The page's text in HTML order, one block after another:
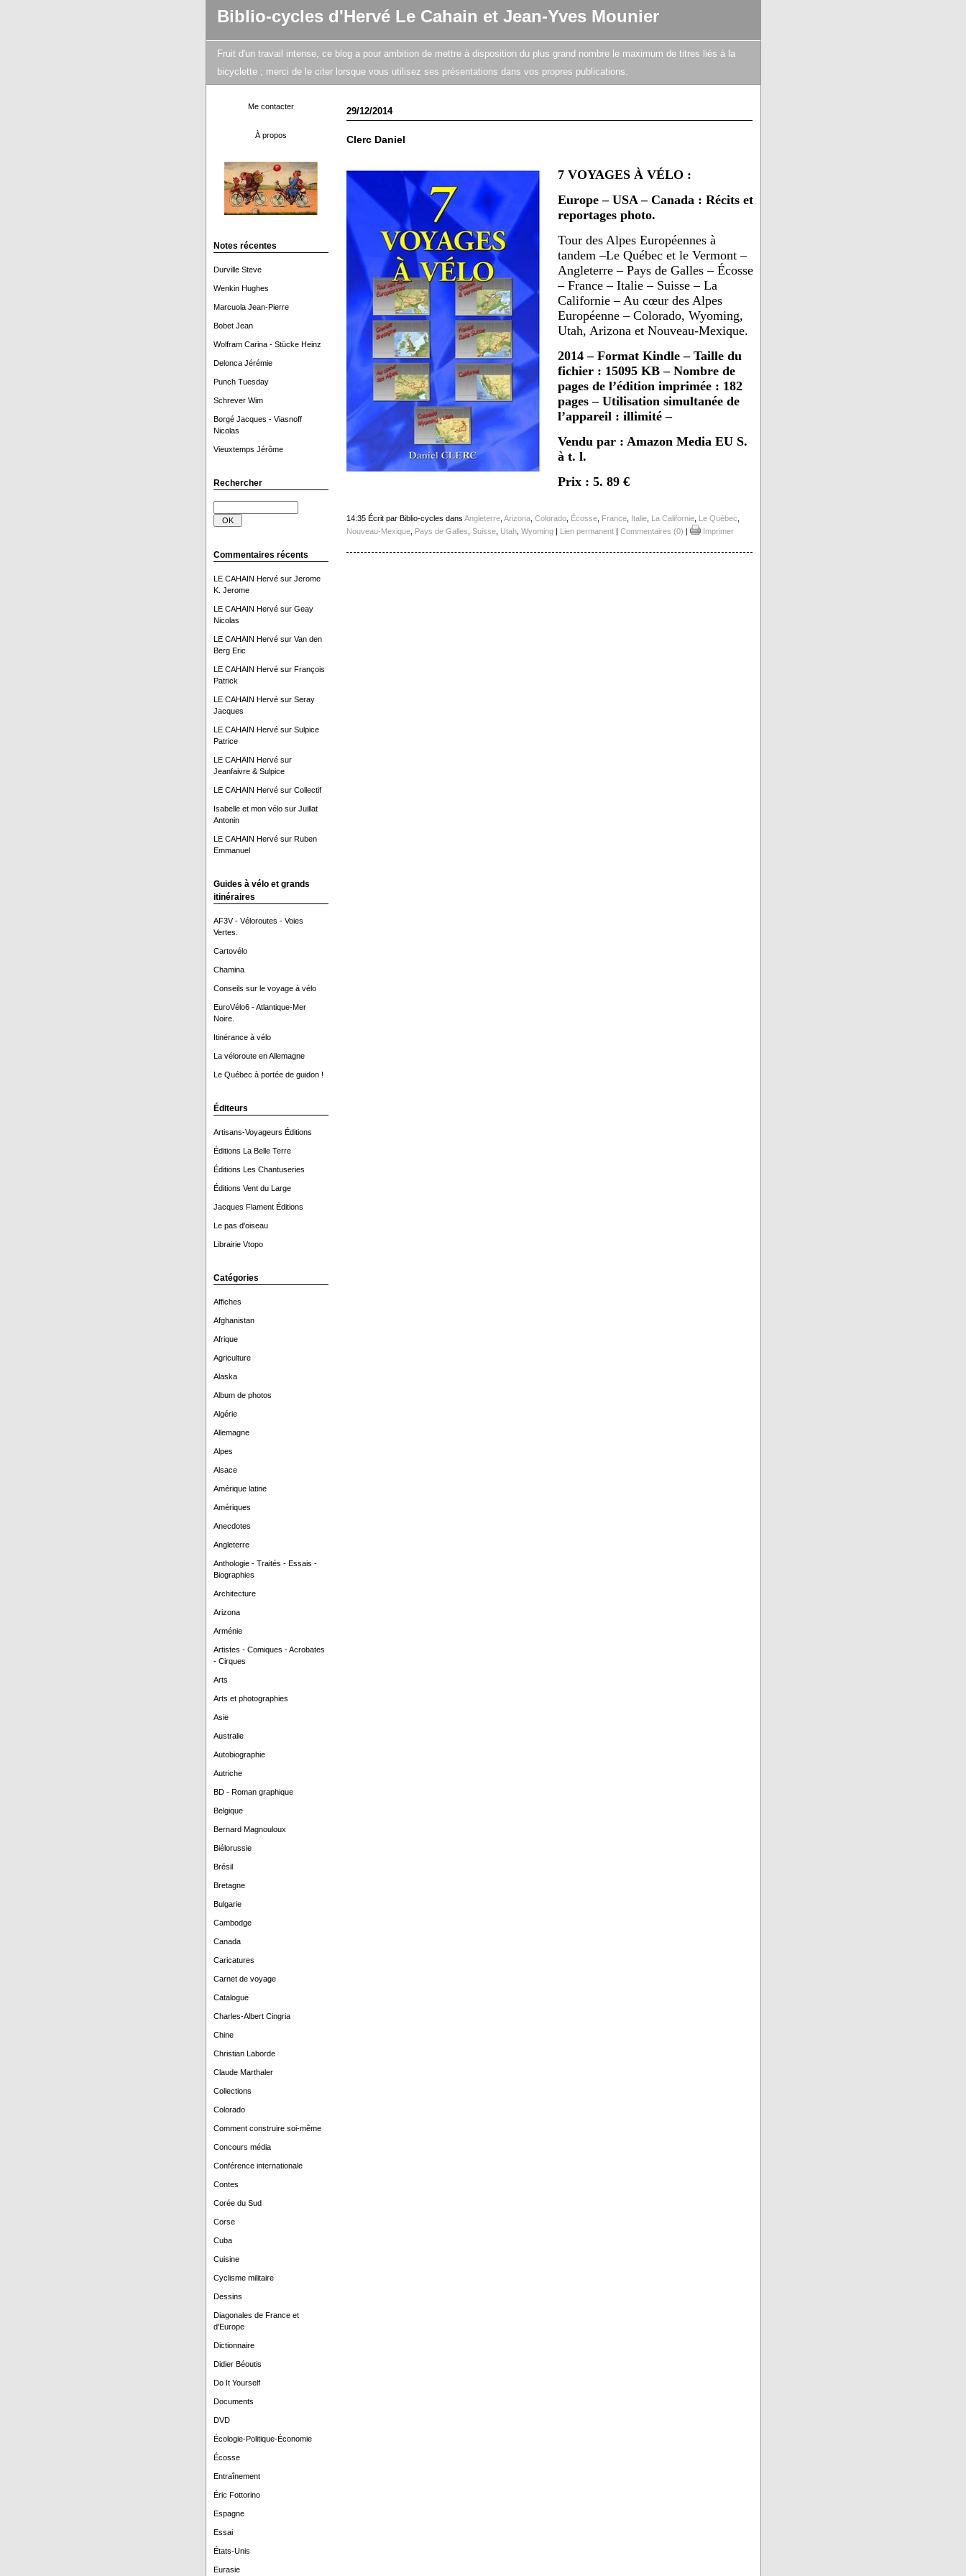
Biblio-cycles d'Hervé Le Cahain et Jean-Yves Mounier
Fruit d'un travail intense, ce blog a pour ambition de mettre à disposition du plus grand nombre le maximum de titres liés à la
bicyclette ; merci de le citer lorsque vous utilisez ses présentations dans vos propres publications.
Me contacter
À propos
Notes récentes
Durville Steve
Wenkin Hughes
Marcuola Jean-Pierre
Bobet Jean
Wolfram Carina - Stücke Heinz
Delonca Jérémie
Punch Tuesday
Schrever Wim
Borgé Jacques - Viasnoff
Nicolas
Vieuxtemps Jérôme
Rechercher
Commentaires récents
LE CAHAIN Hervésur Jerome
K. Jerome
LE CAHAIN Hervésur Geay
Nicolas
LE CAHAIN Hervésur Van den
Berg Eric
LE CAHAIN Hervésur François
Patrick
LE CAHAIN Hervésur Seray
Jacques
LE CAHAIN Hervésur Sulpice
Patrice
LE CAHAIN Hervésur
Jeanfaivre & Sulpice
LE CAHAIN Hervésur Collectif
Isabelle et mon vélosur Juillat
Antonin
LE CAHAIN Hervésur Ruben
Emmanuel
Guides à vélo et grands
itinéraires
AF3V - Véloroutes - Voies
Vertes.
Cartovélo
Chamina
Conseils sur le voyage à vélo
EuroVélo6 - Atlantique-Mer
Noire.
Itinérance à vélo
La véloroute en Allemagne
Le Québec à portée de guidon !
Éditeurs
Artisans-Voyageurs Éditions
Éditions La Belle Terre
Éditions Les Chantuseries
Éditions Vent du Large
Jacques Flament Éditions
Le pas d'oiseau
Librairie Vtopo
Catégories
Affiches
Afghanistan
Afrique
Agriculture
Alaska
Album de photos
Algérie
Allemagne
Alpes
Alsace
Amérique latine
Amériques
Anecdotes
Angleterre
Anthologie - Traités - Essais -
Biographies
Architecture
Arizona
Arménie
Artistes - Comiques - Acrobates
- Cirques
Arts
Arts et photographies
Asie
Australie
Autobiographie
Autriche
BD - Roman graphique
Belgique
Bernard Magnouloux
Biélorussie
Brésil
Bretagne
Bulgarie
Cambodge
Canada
Caricatures
Carnet de voyage
Catalogue
Charles-Albert Cingria
Chine
Christian Laborde
Claude Marthaler
Collections
Colorado
Comment construire soi-même
Concours média
Conférence internationale
Contes
Corée du Sud
Corse
Cuba
Cuisine
Cyclisme militaire
Dessins
Diagonales de France et
d'Europe
Dictionnaire
Didier Béoutis
Do It Yourself
Documents
DVD
Écologie-Politique-Économie
Écosse
Entraînement
Éric Fottorino
Espagne
Essai
États-Unis
Eurasie
29/12/2014
Clerc Daniel
7 VOYAGES À VÉLO :
Europe – USA – Canada : Récits et
reportages photo.
Tour des Alpes Européennes à
tandem –Le Québec et le Vermont –
Angleterre – Pays de Galles – Écosse
– France – Italie – Suisse – La
Californie – Au cœur des Alpes
Européenne – Colorado, Wyoming,
Utah, Arizona et Nouveau-Mexique.
2014 – Format Kindle – Taille du
fichier : 15095 KB – Nombre de
pages de l’édition imprimée : 182
pages – Utilisation simultanée de
l’appareil : illimité –
Vendu par : Amazon Media EU S.
à t. l.
Prix : 5. 89 €
14:35 Écrit par Biblio-cycles dans Angleterre, Arizona, Colorado, Écosse, France, Italie, La Californie, Le Quèbec
Nouveau-Mexique, Pays de Galles Suisse, Utah, Wyoming| Lien permanent| Commentaires (0) | Imprimer